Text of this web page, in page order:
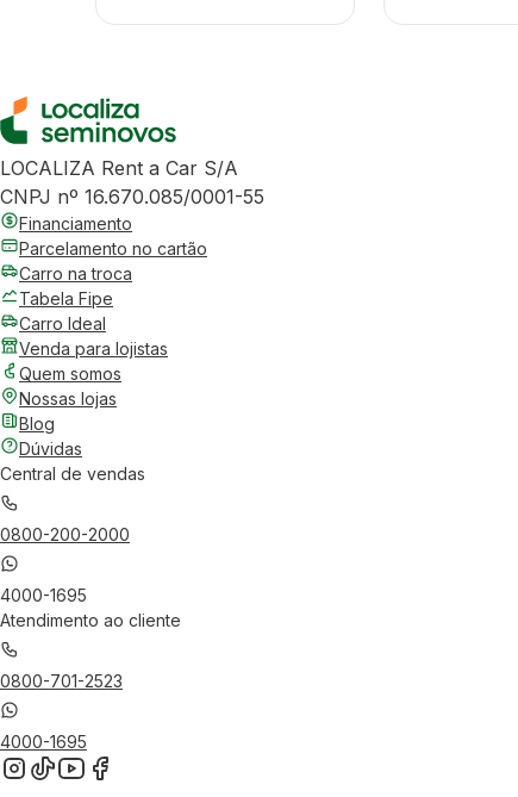
LOCALIZA Rent a Car S/A
CNPJ nº 16.670.085/0001-55
Financiamento
Parcelamento no cartão
Carro na troca
Tabela Fipe
Carro Ideal
Venda para lojistas
Quem somos
Nossas lojas
Blog
Dúvidas
Central de vendas
0800-200-2000
4000-1695
Atendimento ao cliente
0800-701-2523
4000-1695